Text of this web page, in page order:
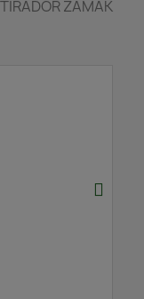
ZAMAK